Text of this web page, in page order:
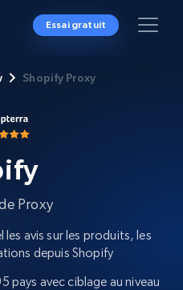
Essai gratuit
Shopify Proxy
Proxy
les avis sur les produits, les
depuis Shopify
pays avec ciblage au niveau